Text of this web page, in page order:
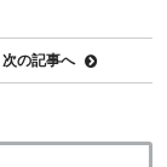
次の記事へ